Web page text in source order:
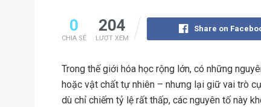
0
CHIA SẺ
204
LƯỢT XEM
Share on
Trong thế giới hóa học rộng lớn, có những
hoặc vật chất tự nhiên – nhưng lại giữ vai trò
dù chỉ chiếm tỷ lệ rất thấp, các nguyên tố này